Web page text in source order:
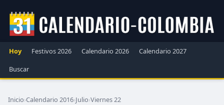
Hoy Festivos 2026 Calendario 2026
Calendario 2027
Buscar
Inicio›Calendario 2016›Julio›Viernes 22